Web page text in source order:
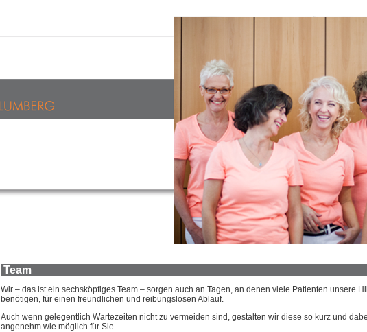
Team
Wir – das ist ein sechsköpfiges Team – sorgen auch an Tagen, an denen viele Patienten unsere
benötigen, für einen freundlichen und reibungslosen Ablauf.
Auch wenn gelegentlich Wartezeiten nicht zu vermeiden sind, gestalten wir diese so kurz und
angenehm wie möglich für Sie.